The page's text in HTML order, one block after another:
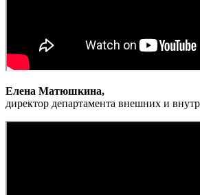
Елена Матюшкина,
директор департамента внешних и